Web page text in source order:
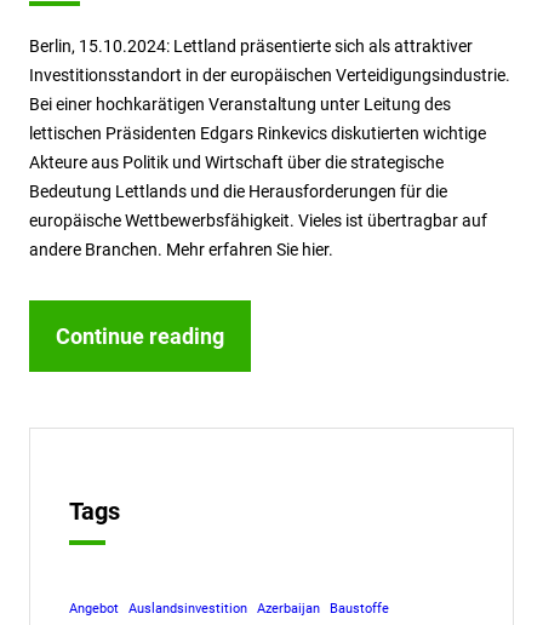
Berlin, 15.10.2024: Lettland präsentierte sich als attraktiver
Investitionsstandort in der europäischen Verteidigungsindustrie.
Bei einer hochkarätigen Veranstaltung unter Leitung des
lettischen Präsidenten Edgars Rinkevics diskutierten wichtige
Akteure aus Politik und Wirtschaft über die strategische
Bedeutung Lettlands und die Herausforderungen für die
europäische Wettbewerbsfähigkeit. Vieles ist übertragbar auf
andere Branchen. Mehr erfahren Sie hier.
Continue reading
Tags
Angebot Auslandsinvestition Azerbaijan
Baustoffe